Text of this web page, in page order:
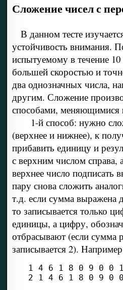
Сложение чисел с
В данном тесте
устойчивость внимания.
испытуемому в течение
большей скоростью и
два однозначных числа,
другим. Сложение
способами,
1-й способ: нужно
(верхнее и нижнее), к
прибавить единицу и
с верхним числом справа,
верхнее число подписать
пару снова сложить
т.д. если сумма выражена
то записывается только
единицы, а цифру,
отбрасывают (если сумма
записывается 2).
2 1 4 6 1 8 0 9 0